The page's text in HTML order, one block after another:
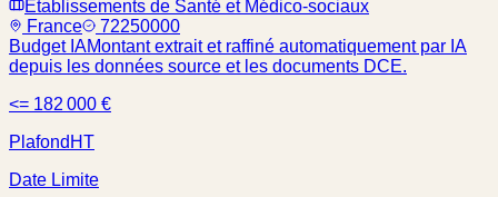
Etablissements de Santé et Médico-sociaux
France
72250000
Budget IAMontant extrait et raffiné automatiquement par IA
depuis les données source et les documents DCE.
<= 182 000 €
Plafond HT
Date Limite